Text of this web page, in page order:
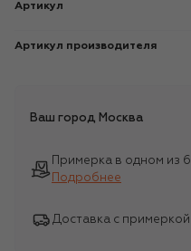
Артикул
Артикул производителя
Ваш город Москва
Примерка в одном из
Подробнее
Доставка с примеркой